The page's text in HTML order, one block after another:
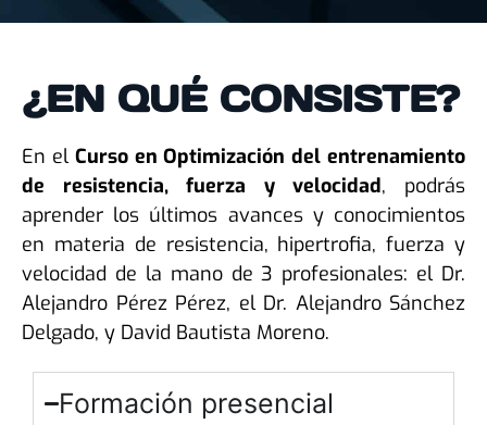
¿EN QUÉ CONSISTE?
En el Curso en Optimización del entrenamiento
de resistencia, fuerza y velocidad, podrás
aprender los últimos avances y conocimientos
en materia de resistencia, hipertrofia, fuerza y
velocidad de la mano de 3 profesionales: el Dr.
Alejandro Pérez Pérez, el Dr. Alejandro Sánchez
Delgado, y David Bautista Moreno.
Formación presencial